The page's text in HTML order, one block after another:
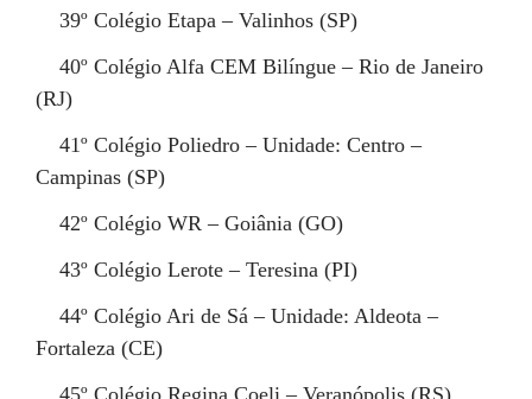
39º Colégio Etapa – Valinhos (SP)
40º Colégio Alfa CEM Bilíngue – Rio de Janeiro
(RJ)
41º Colégio Poliedro – Unidade: Centro –
Campinas (SP)
42º Colégio WR – Goiânia (GO)
43º Colégio Lerote – Teresina (PI)
44º Colégio Ari de Sá – Unidade: Aldeota –
Fortaleza (CE)